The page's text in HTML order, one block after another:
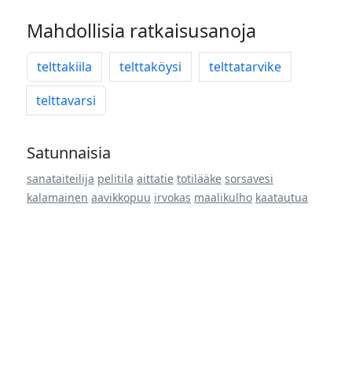
Mahdollisia ratkaisusanoja
telttakiila telttaköysi
telttatarvike
telttavarsi
Satunnaisia
sanataiteilija pelitila aittatie totilääke sorsavesi
kalamainen aavikkopuu irvokas maalikulho kaatautua